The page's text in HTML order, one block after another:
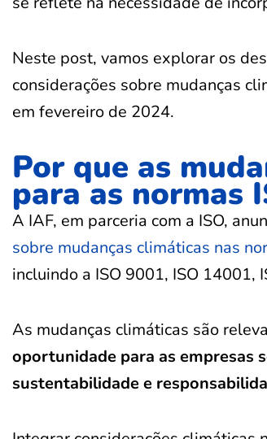
Neste post, vamos explorar os
considerações sobre mudanças
em fevereiro de 2024.
Por que as
para as normas
A IAF, em parceria com a ISO,
sobre mudanças climáticas nas
incluindo a ISO 9001, ISO 14001,
As mudanças climáticas são
oportunidade para as empresas
sustentabilidade e